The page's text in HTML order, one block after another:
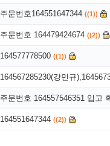
주문번호164551647344 ((1))
주문번호 164479424674 ((2))
164577778500 ((1))
164567285230(강민규
주문번호 164557546351 입고
164551647344 ((2))